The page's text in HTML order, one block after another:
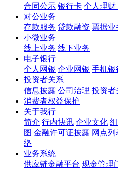
合同公示 银行卡 个人理财
对公业务
存款服务 贷款融资 票据业
小微业务
线上业务 线下业务
电子银行
个人网银 企业网银 手机银
投资者关系
信息披露 公司治理 投资者
消费者权益保护
关于我行
简介 行内快讯 企业文化
图 金融许可证披露 网点列
络
业务系统
供应链金融平台 现金管理